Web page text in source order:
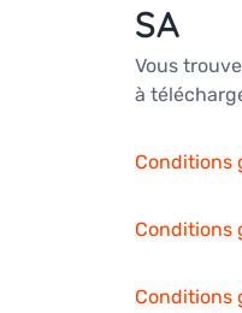
SA
Vous
à
Conditions
Conditions
Conditions